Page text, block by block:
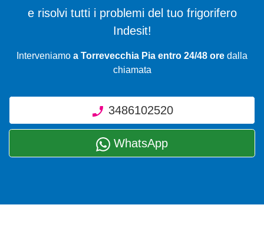
e risolvi tutti i problemi del tuo frigorifero
Indesit!
Interveniamo a Torrevecchia Pia entro 24/48 ore dalla
chiamata
3486102520
WhatsApp